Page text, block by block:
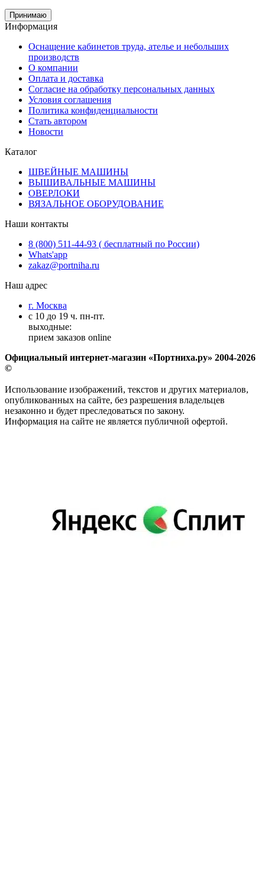
Принимаю
Информация
Оснащение кабинетов труда, ателье и небольших
производств
О компании
Оплата и доставка
Согласие на обработку персональных данных
Условия соглашения
Политика конфиденциальности
Стать автором
Новости
Каталог
ШВЕЙНЫЕ МАШИНЫ
ВЫШИВАЛЬНЫЕ МАШИНЫ
ОВЕРЛОКИ
ВЯЗАЛЬНОЕ ОБОРУДОВАНИЕ
Наши контакты
8 (800) 511-44-93 ( бесплатный по России)
Whats'app
zakaz@portniha.ru
Наш адрес
г. Москва
с 10 до 19 ч. пн-пт.
выходные:
прием заказов online
Официальный интернет-магазин «Портниха.ру» 2004-2026
©
Использование изображений, текстов и других материалов,
опубликованных на сайте, без разрешения владельцев
незаконно и будет преследоваться по закону.
Информация на сайте не является публичной офертой.